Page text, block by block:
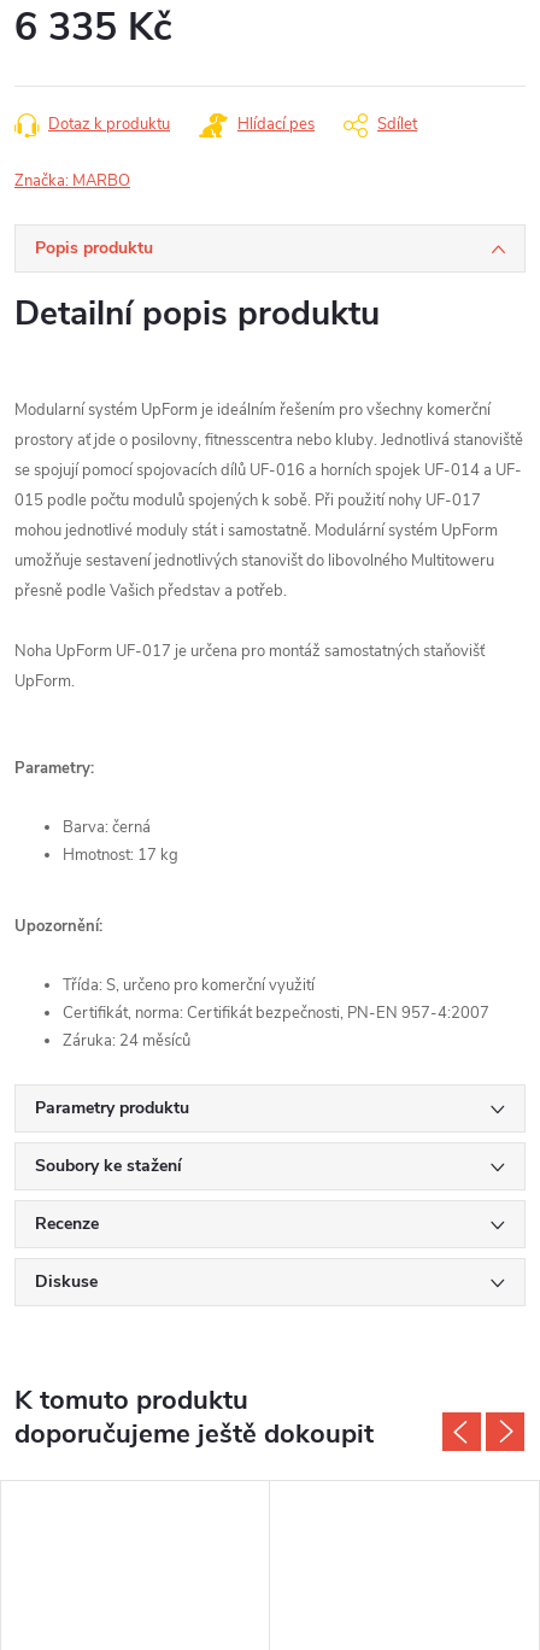
6 335 Kč
cena:
Dotaz k produktu Hlídací pes Sdílet
Značka: MARBO
Popis produktu
Detailní popis produktu
Modularní systém UpForm je ideálním řešením pro všechny komerční
prostory ať jde o posilovny, fitnesscentra nebo kluby. Jednotlivá stanoviště
se spojují pomocí spojovacích dílů UF-016 a horních spojek UF-014 a UF-
015 podle počtu modulů spojených k sobě. Při použití nohy UF-017
mohou jednotlivé moduly stát i samostatně. Modulární systém UpForm
umožňuje sestavení jednotlivých stanovišt do libovolného Multitoweru
přesně podle Vašich představ a potřeb.
Noha UpForm UF-017 je určena pro montáž samostatných staňovišť
UpForm.
Parametry:
Barva: černá
Hmotnost: 17 kg
Upozornění:
Třída: S, určeno pro komerční využití
Certifikát, norma: Certifikát bezpečnosti, PN-EN 957-4:2007
Záruka: 24 měsíců
Parametry produktu
Soubory ke stažení
Recenze
Diskuse
K tomuto produktu
doporučujeme ještě dokoupit